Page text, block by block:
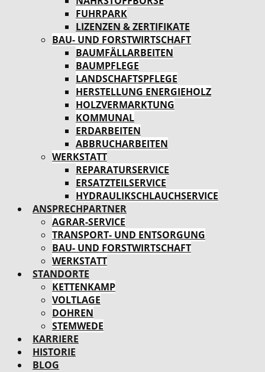
FUHRPARK
LIZENZEN & ZERTIFIKATE
BAU- UND FORSTWIRTSCHAFT
BAUMFÄLLARBEITEN
BAUMPFLEGE
LANDSCHAFTSPFLEGE
HERSTELLUNG ENERGIEHOLZ
HOLZVERMARKTUNG
KOMMUNAL
ERDARBEITEN
ABBRUCHARBEITEN
WERKSTATT
REPARATURSERVICE
ERSATZTEILSERVICE
HYDRAULIKSCHLAUCHSERVICE
ANSPRECHPARTNER
AGRAR-SERVICE
TRANSPORT- UND ENTSORGUNG
BAU- UND FORSTWIRTSCHAFT
WERKSTATT
STANDORTE
KETTENKAMP
VOLTLAGE
DOHREN
STEMWEDE
KARRIERE
HISTORIE
BLOG